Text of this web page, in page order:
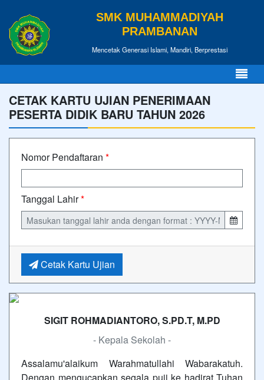
SMK MUHAMMADIYAH
PRAMBANAN
Mencetak Generasi Islami, Mandiri, Berprestasi
CETAK KARTU UJIAN PENERIMAAN
PESERTA DIDIK BARU TAHUN 2026
Nomor Pendaftaran *
Tanggal Lahir*
Cetak Kartu Ujian
SIGIT ROHMADIANTORO, S.PD.T, M.PD
- Kepala Sekolah -
Assalamu'alaikum Warahmatullahi Wabarakatuh.